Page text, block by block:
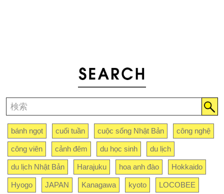
bánh ngọt cuối tuần cuộc sống Nhật Bản công nghệ
công viên cảnh đêm du học sinh du lịch
du lịch Nhật Bản Harajuku hoa anh đào Hokkaido
Hyogo JAPAN Kanagawa kyoto LOCOBEE